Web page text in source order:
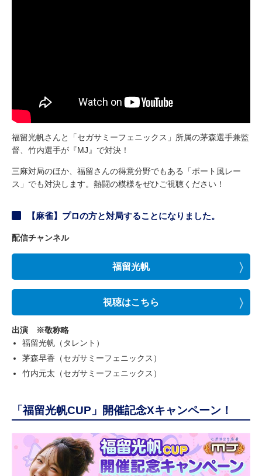
福留光帆さんと「セガサミーフェニックス」所属の茅森選手兼監
督、竹内選手が『MJ』で対決！
三麻対局のほか、福留さんの得意分野でもある「ボート風レー
ス」でも対決します。熱闘の模様をぜひご視聴ください！
【麻雀】プロの方と対局することになりました。
配信チャンネル
福留光帆
視聴はこちら
出演 ※敬称略
福留光帆（タレント）
茅森早香（セガサミーフェニックス）
竹内元太（セガサミーフェニックス）
「福留光帆CUP」開催記念Xキャンペーン！